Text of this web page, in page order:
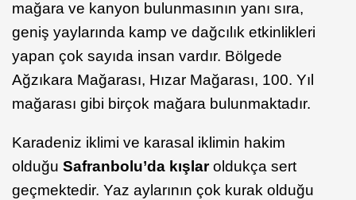
mağara ve kanyon bulunmasının yanı sıra,
geniş yaylarında kamp ve dağcılık etkinlikleri
yapan çok sayıda insan vardır. Bölgede
Ağzıkara Mağarası, Hızar Mağarası, 100. Yıl
mağarası gibi birçok mağara bulunmaktadır.
Karadeniz iklimi ve karasal iklimin hakim
olduğu Safranbolu’da kışlaroldukça sert
geçmektedir. Yaz aylarının çok kurak olduğu